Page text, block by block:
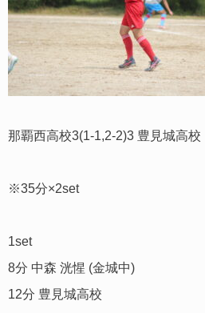
那覇西高校3(1-1,2-2)3 豊見城高校
※35分×2set
1set
8分 中森 洸惺 (金城中)
12分 豊見城高校